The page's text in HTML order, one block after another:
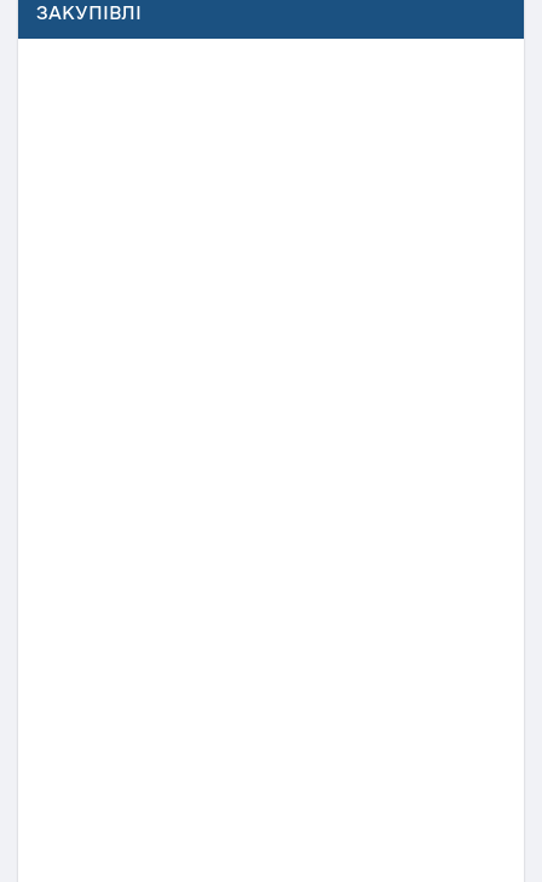
ЗАКУПІВЛІ